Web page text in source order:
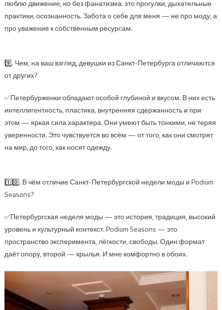
люблю движение, но без фанатизма: это прогулки, дыхательные
практики, осознанность. Забота о себе для меня — не про моду, а
про уважение к собственным ресурсам.
9️⃣. Чем, на ваш взгляд, девушки из Санкт-Петербурга отличаются
от других?
✅Петербурженки обладают особой глубиной и вкусом. В них есть
интеллигентность, пластика, внутренняя сдержанность и при
этом — яркая сила характера. Они умеют быть тонкими, не теряя
уверенности. Это чувствуется во всём — от того, как они смотрят
на мир, до того, как носят одежду.
1️⃣0️⃣. В чём отличие Санкт-Петербургской недели моды и Podium
Seasons?
✅Петербургская неделя моды — это история, традиция, высокий
уровень и культурный контекст. Podium Seasons — это
пространство эксперимента, лёгкости, свободы. Один формат
даёт опору, второй — крылья. И мне комфортно в обоих.